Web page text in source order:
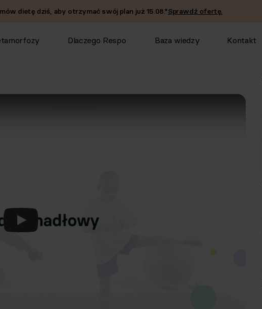
dietę dziś, aby otrzymać swój plan już 15.08.*Sprawdź ofertę.
Dlaczego Respo Baza wiedzy Kontakt
Odtwórz